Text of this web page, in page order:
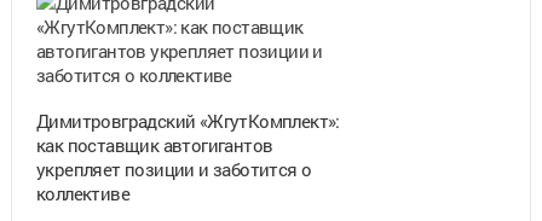
Димитровградский «ЖгутКомплект»:
как поставщик автогигантов
укрепляет позиции и заботится о
коллективе